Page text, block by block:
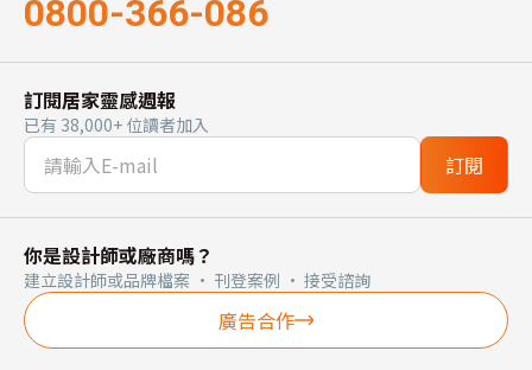
0800-366-086
訂閱居家靈感週報
已有 38,000+ 位讀者加入
訂閱
你是設計師或廠商嗎？
建立設計師或品牌檔案 · 刊登案例 · 接受諮詢
廣告合作